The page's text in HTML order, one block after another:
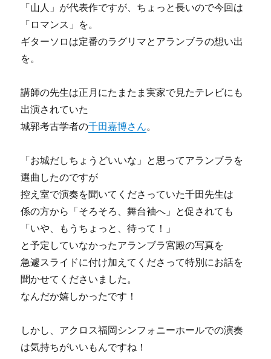
「山人」が代表作ですが、ちょっと長いので今回は
「ロマンス」を。
ギターソロは定番のラグリマとアランブラの想い出
を。
講師の先生は正月にたまたま実家で見たテレビにも
出演されていた
城郭考古学者の千田嘉博さん。
「お城だしちょうどいいな」と思ってアランブラを
選曲したのですが
控え室で演奏を聞いてくださっていた千田先生は
係の方から「そろそろ、舞台袖へ」と促されても
「いや、もうちょっと、待って！」
と予定していなかったアランブラ宮殿の写真を
急遽スライドに付け加えてくださって特別にお話を
聞かせてくださいました。
なんだか嬉しかったです！
しかし、アクロス福岡シンフォニーホールでの演奏
は気持ちがいいもんですね！